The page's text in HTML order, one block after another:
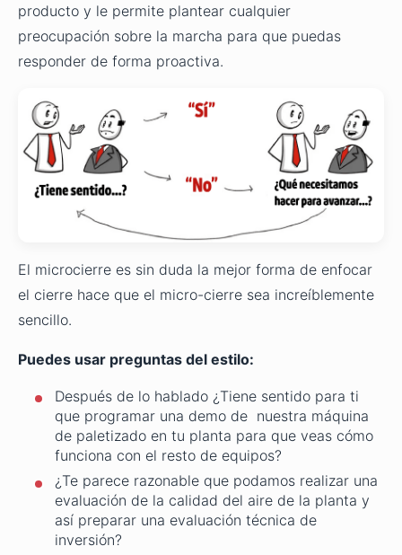
producto y le permite plantear cualquier
preocupación sobre la marcha para que puedas
responder de forma proactiva.
El microcierre es sin duda la mejor forma de enfocar
el cierre hace que el micro-cierre sea increíblemente
sencillo.
Puedes usar preguntas del estilo:
Después de lo hablado ¿Tiene sentido para ti
que programar una demo de nuestra máquina
de paletizado en tu planta para que veas cómo
funciona con el resto de equipos?
¿Te parece razonable que podamos realizar una
evaluación de la calidad del aire de la planta y
así preparar una evaluación técnica de
inversión?